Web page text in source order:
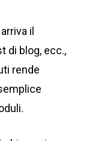
il
di blog, ecc.,
rende